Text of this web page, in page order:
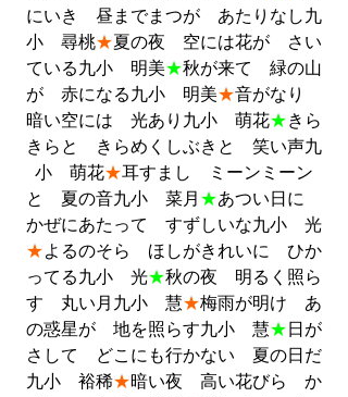
にいき　昼までまつが　あたりなし九
小　尋桃★夏の夜　空には花が　さい
ている九小　明美★秋が来て　緑の山
が　赤になる九小　明美★音がなり
暗い空には　光あり九小　萌花★きら
きらと　きらめくしぶきと　笑い声九
小　萌花★耳すまし　ミーンミーン
と　夏の音九小　菜月 ★あつい日に
かぜにあたって　すずしいな九小　光
★よるのそら　ほしがきれいに　ひか
ってる九小　光★秋の夜　明るく照ら
す　丸い月九小　慧★梅雨が明け　あ
の惑星が　地を照らす九小　慧★ 日が
さして　どこにも行かない　夏の日だ
九小　裕稀★暗い夜　高い花びら　か